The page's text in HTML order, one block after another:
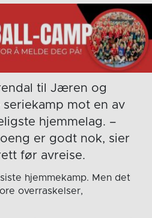
til Jæren og
mot en av
hjemmelag. –
er godt nok, sier
før avreise.
hjemmekamp. Men det
overraskelser,